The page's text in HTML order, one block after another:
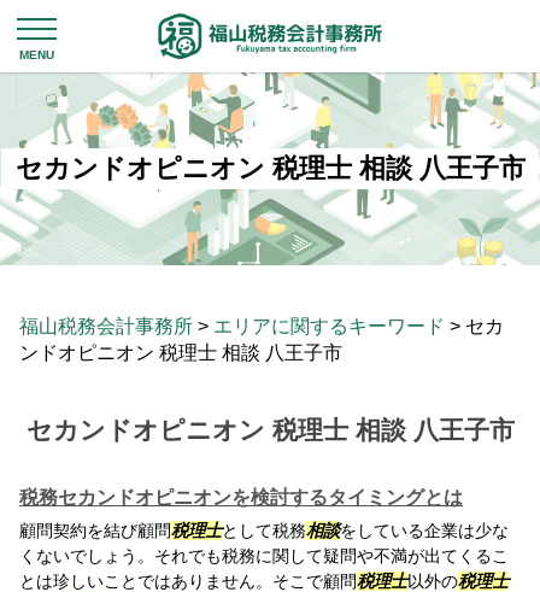
セカンドオピニオン 税理士 相談 八王子市
福山税務会計事務所 > エリアに関するキーワード > セカ
ンドオピニオン 税理士 相談 八王子市
セカンドオピニオン 税理士 相談 八王子市
税務セカンドオピニオンを検討するタイミングとは
顧問契約を結び顧問税理士として税務相談をしている企業は少な
くないでしょう。それでも税務に関して疑問や不満が出てくるこ
とは珍しいことではありません。そこで顧問税理士以外の税理士